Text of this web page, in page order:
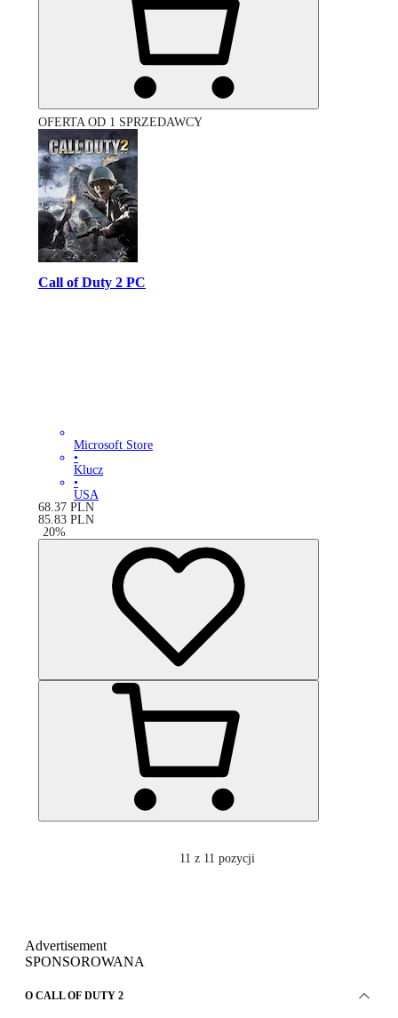
OFERTA OD 1 SPRZEDAWCY
Call of Duty 2 PC
Microsoft Store
•
Klucz
•
USA
68.37 PLN
85.83 PLN
-20%
11 z 11 pozycji
Advertisement
SPONSOROWANA
O CALL OF DUTY 2